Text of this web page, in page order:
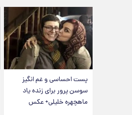
پست احساسی و غم انگیز
سوسن پرور برای زنده یاد
ماهچهره خلیلی+ عکس